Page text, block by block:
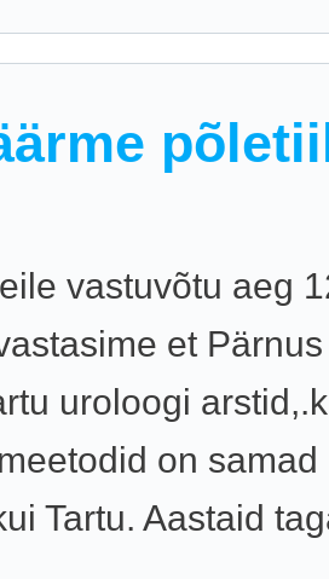
vastuvõtu aeg
et
uroloogi
on
Tartu. Aastaid